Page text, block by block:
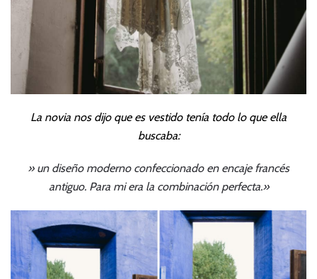
La novia nos dijo que es vestido tenía todo lo que ella
buscaba:
» un diseño moderno confeccionado en encaje francés
antiguo. Para mi era la combinación perfecta.»